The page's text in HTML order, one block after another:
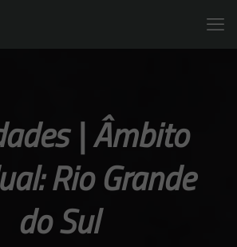
| Âmbito
Rio Grande
do Sul